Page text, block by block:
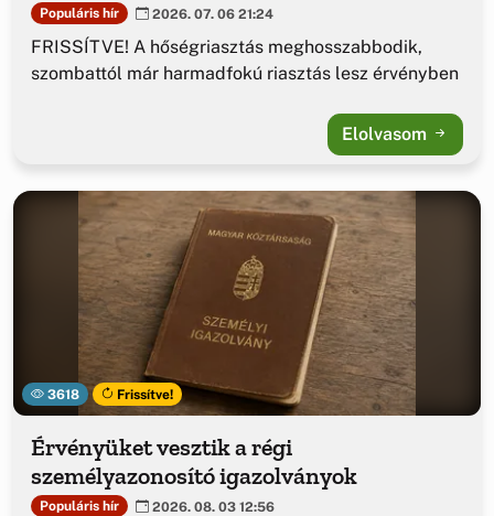
Populáris hír 2026. 07. 06 21:24
FRISSÍTVE! A hőségriasztás meghosszabbodik,
szombattól már harmadfokú riasztás lesz érvényben
Elolvasom
3618 Frissítve!
Érvényüket vesztik a régi
személyazonosító igazolványok
Populáris hír 2026. 08. 03 12:56